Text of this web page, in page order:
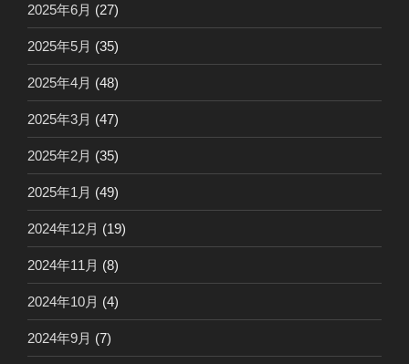
2025年6月 (27)
2025年5月 (35)
2025年4月 (48)
2025年3月 (47)
2025年2月 (35)
2025年1月 (49)
2024年12月 (19)
2024年11月 (8)
2024年10月 (4)
2024年9月 (7)